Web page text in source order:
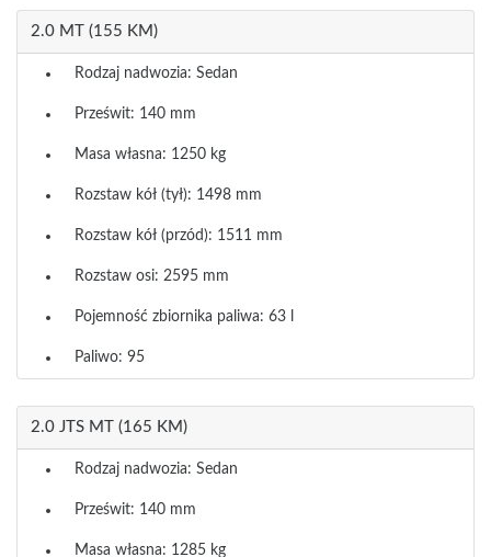
2.0 MT (155 KM)
Rodzaj nadwozia: Sedan
Prześwit: 140 mm
Masa własna: 1250 kg
Rozstaw kół (tył): 1498 mm
Rozstaw kół (przód): 1511 mm
Rozstaw osi: 2595 mm
Pojemność zbiornika paliwa: 63 l
Paliwo: 95
2.0 JTS MT (165 KM)
Rodzaj nadwozia: Sedan
Prześwit: 140 mm
Masa własna: 1285 kg